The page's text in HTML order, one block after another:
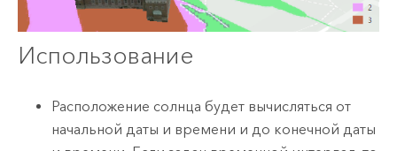
Использование
Расположение солнца будет вычисляться от
начальной даты и времени и до конечной даты